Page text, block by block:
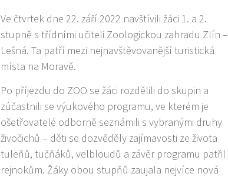
Ve čtvrtek dne 22. září 2022 navštívili žáci 1. a 2.
stupně s třídními učiteli Zoologickou zahradu Zlín –
Lešná. Ta patří mezi nejnavštěvovanější turistická
místa na Moravě.
Po příjezdu do ZOO se žáci rozdělili do skupin a
zúčastnili se výukového programu, ve kterém je
ošetřovatelé odborně seznámili s vybranými druhy
živočichů – děti se dozvěděly zajímavosti ze života
tuleňů, tučňáků, velbloudů a závěr programu patřil
rejnokům. Žáky obou stupňů zaujala nejvíce nová